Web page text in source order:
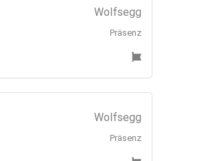
Wolfsegg
Präsenz
Wolfsegg
Präsenz